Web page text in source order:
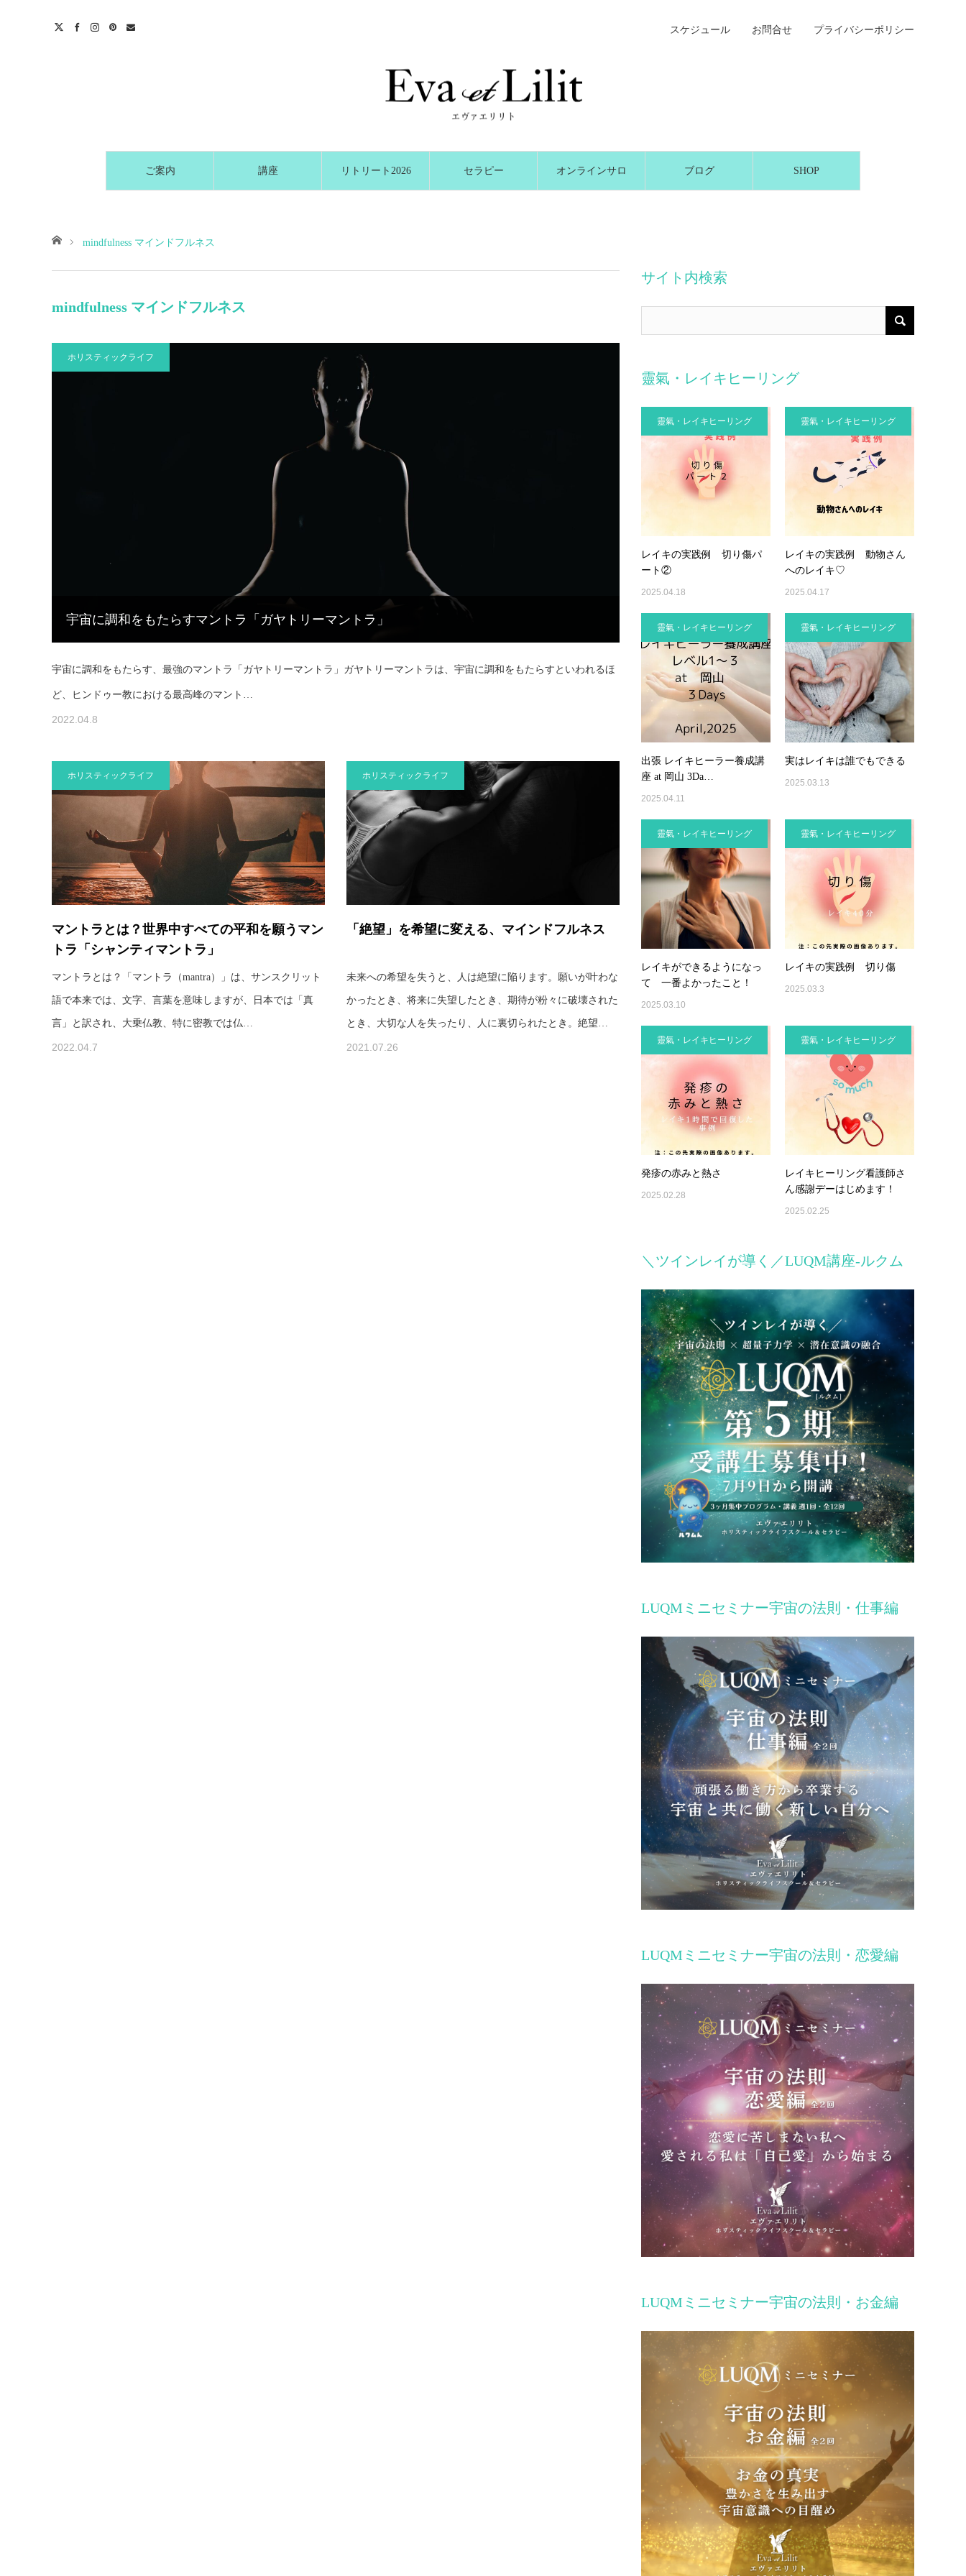
ご案内 講座 リトリート2026 セラピー オンラインサロ ブログ SHOP
スケジュール お問合せ プライバシーポリシー
ホームmindfulness マインドフルネス
mindfulness マインドフルネス
ホリスティックライフ
宇宙に調和をもたらすマントラ「ガヤトリーマントラ」
宇宙に調和をもたらす、最強のマントラ「ガヤトリーマントラ」ガヤトリーマントラは、宇宙に調和をもたらすといわれるほ
ど、ヒンドゥー教における最高峰のマント…
2022.04.8
ホリスティックライフ
マントラとは？世界中すべての平和を願うマン
トラ「シャンティマントラ」
マントラとは？「マントラ（mantra）」は、サンスクリット
語で本来では、文字、言葉を意味しますが、日本では「真
言」と訳され、大乗仏教、特に密教では仏…
2022.04.7
ホリスティックライフ
「絶望」を希望に変える、マインドフルネス
未来への希望を失うと、人は絶望に陥ります。願いが叶わな
かったとき、将来に失望したとき、期待が粉々に破壊された
とき、大切な人を失ったり、人に裏切られたとき。絶望…
2021.07.26
サイト内検索
靈氣・レイキヒーリング
靈氣・レイキヒーリング
レイキの実践例 切り傷パ
ート②
2025.04.18
靈氣・レイキヒーリング
レイキの実践例 動物さん
へのレイキ♡
2025.04.17
靈氣・レイキヒーリング
出張 レイキヒーラー養成講
座 at 岡山 3Da…
2025.04.11
靈氣・レイキヒーリング
実はレイキは誰でもできる
2025.03.13
靈氣・レイキヒーリング
レイキができるようになっ
て 一番よかったこと！
2025.03.10
靈氣・レイキヒーリング
レイキの実践例 切り傷
2025.03.3
靈氣・レイキヒーリング
発疹の赤みと熱さ
2025.02.28
靈氣・レイキヒーリング
レイキヒーリング看護師さ
ん感謝デーはじめます！
2025.02.25
＼ツインレイが導く／LUQM講座-ルクム
LUQMミニセミナー宇宙の法則・仕事編
LUQMミニセミナー宇宙の法則・恋愛編
LUQMミニセミナー宇宙の法則・お金編